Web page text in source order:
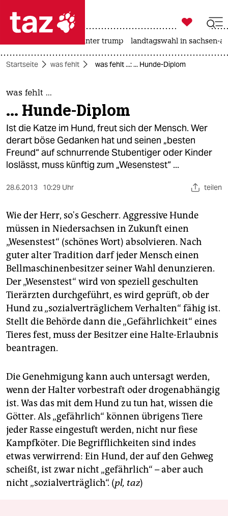
 taz zahl ich
taz zahl ich
themen
politik
öko
gesellschaft
kultur
berlin
nord
wahrheit
verlag
verlag
veranstaltungen
fragen & hilfe
unterstützen
abo
genossenschaft
epaper login

taz zahl ich
usa unter trump landtagswahl in sachsen-
Startseite was fehlt was fehlt ...: ... Hunde-Diplom
was fehlt ...
... Hunde-Diplom
Ist die Katze im Hund, freut sich der Mensch. Wer
derart böse Gedanken hat und seinen „besten
Freund“ auf schnurrende Stubentiger oder Kinder
loslässt, muss künftig zum „Wesenstest“ ...
28.6.2013 10:29 Uhr teilen
Wie der Herr, so's Gescherr. Aggressive Hunde
müssen in Niedersachsen in Zukunft einen
„Wesenstest“ (schönes Wort) absolvieren. Nach
guter alter Tradition darf jeder Mensch einen
Bellmaschinenbesitzer seiner Wahl denunzieren.
Der „Wesenstest“ wird von speziell geschulten
Tierärzten durchgeführt, es wird geprüft, ob der
Hund zu „sozialverträglichem Verhalten“ fähig ist.
Stellt die Behörde dann die „Gefährlichkeit“ eines
Tieres fest, muss der Besitzer eine Halte-Erlaubnis
beantragen.
Die Genehmigung kann auch untersagt werden,
wenn der Halter vorbestraft oder drogenabhängig
ist. Was das mit dem Hund zu tun hat, wissen die
Götter. Als „gefährlich“ können übrigens Tiere
jeder Rasse eingestuft werden, nicht nur fiese
Kampfköter. Die Begrifflichkeiten sind indes
etwas verwirrend: Ein Hund, der auf den Gehweg
scheißt, ist zwar nicht „gefährlich“ – aber auch
nicht „sozialverträglich“. (pl, taz)